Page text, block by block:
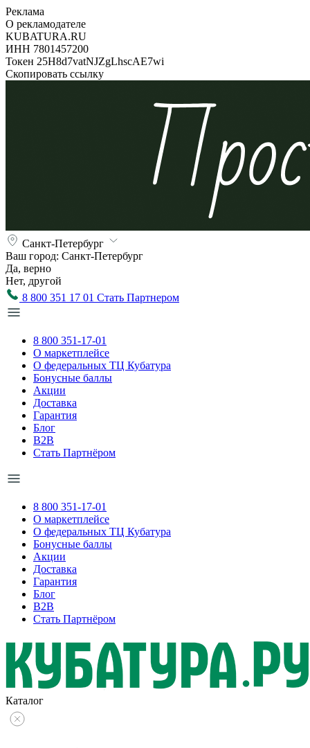
Реклама
О рекламодателе
KUBATURA.RU
ИНН 7801457200
Токен 25H8d7vatNJZgLhscAE7wi
Скопировать ссылку
Санкт-Петербург
Ваш город: Санкт-Петербург
Да, верно
Нет, другой
8 800 351 17 01 Стать Партнером
8 800 351-17-01
О маркетплейсе
О федеральных ТЦ Кубатура
Бонусные баллы
Акции
Доставка
Гарантия
Блог
B2B
Стать Партнёром
8 800 351-17-01
О маркетплейсе
О федеральных ТЦ Кубатура
Бонусные баллы
Акции
Доставка
Гарантия
Блог
B2B
Стать Партнёром
Каталог